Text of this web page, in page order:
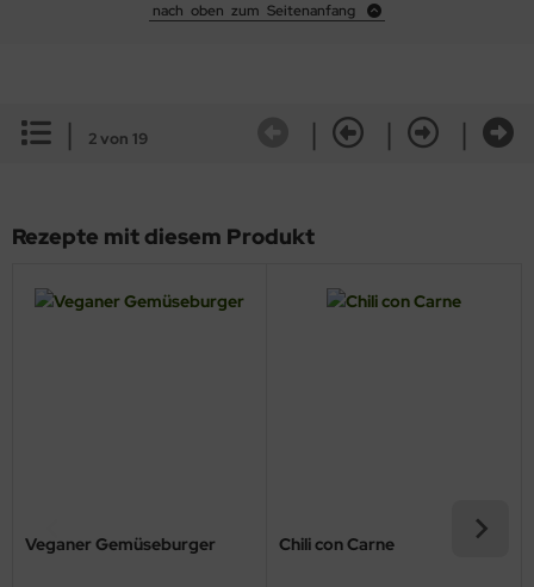
nach oben zum Seitenanfang
| 2 von 19 | | |
Rezepte mit diesem Produkt
Veganer Gemüseburger Chili con Carne